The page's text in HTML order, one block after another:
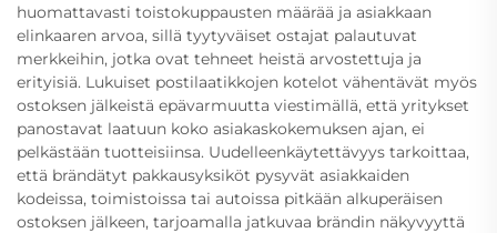
huomattavasti toistokuppausten määrää ja asiakkaan
elinkaaren arvoa, sillä tyytyväiset ostajat palautuvat
merkkeihin, jotka ovat tehneet heistä arvostettuja ja
erityisiä. Lukuiset postilaatikkojen kotelot vähentävät myös
ostoksen jälkeistä epävarmuutta viestimällä, että yritykset
panostavat laatuun koko asiakaskokemuksen ajan, ei
pelkästään tuotteisiinsa. Uudelleenkäytettävyys tarkoittaa,
että brändätyt pakkausyksiköt pysyvät asiakkaiden
kodeissa, toimistoissa tai autoissa pitkään alkuperäisen
ostoksen jälkeen, tarjoamalla jatkuvaa brändin näkyvyyttä